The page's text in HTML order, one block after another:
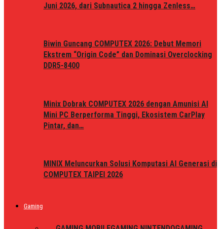
Juni 2026, dari Subnautica 2 hingga Zenless…
Biwin Guncang COMPUTEX 2026: Debut Memori
Ekstrem “Origin Code” dan Dominasi Overclocking
DDR5-8400
Minix Dobrak COMPUTEX 2026 dengan Amunisi AI
Mini PC Berperforma Tinggi, Ekosistem CarPlay
Pintar, dan…
MINIX Meluncurkan Solusi Komputasi AI Generasi di
COMPUTEX TAIPEI 2026
Gaming